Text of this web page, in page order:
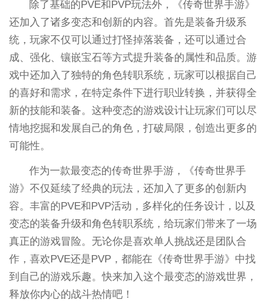
除了基础的PVE和PVP玩法外，《传奇世界手游》
还加入了诸多变态和创新的内容。首先是装备升级系
统，玩家不仅可以通过打怪掉落装备，还可以通过合
成、强化、镶嵌宝石等方式提升装备的属性和品质。游
戏中还加入了独特的角色转职系统，玩家可以根据自己
的喜好和需求，在特定条件下进行职业转换，并获得全
新的技能和装备。这种变态的游戏设计让玩家们可以尽
情地挖掘和发展自己的角色，打破局限，创造出更多的
可能性。
作为一款最变态的传奇世界手游，《传奇世界手
游》不仅延续了经典的玩法，还加入了更多的创新内
容。丰富的PVE和PVP活动，多样化的任务设计，以及
变态的装备升级和角色转职系统，给玩家们带来了一场
真正的游戏冒险。无论你是喜欢单人挑战还是团队合
作，喜欢PVE还是PVP，都能在《传奇世界手游》中找
到自己的游戏乐趣。快来加入这个最变态的游戏世界，
释放你内心的战斗热情吧！